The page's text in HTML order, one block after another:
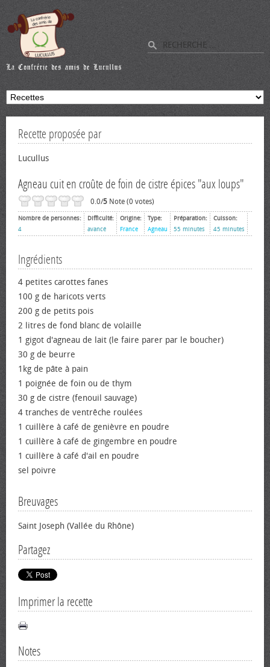
Recette proposée par
Lucullus
Agneau cuit en croûte de foin de cistre épices "aux loups"
0.0/5 Note (0 votes)
Nombre de personnes:
4
Difficulté:
avancé
Origine:
France
Type:
Agneau
Préparation:
55 minutes
Cuisson:
45 minutes
Ingrédients
4 petites carottes fanes
100 g de haricots verts
200 g de petits pois
2 litres de fond blanc de volaille
1 gigot d'agneau de lait (le faire parer par le boucher)
30 g de beurre
1kg de pâte à pain
1 poignée de foin ou de thym
30 g de cistre (fenouil sauvage)
4 tranches de ventrêche roulées
1 cuillère à café de genièvre en poudre
1 cuillère à café de gingembre en poudre
1 cuillère à café d'ail en poudre
sel poivre
Breuvages
Saint Joseph (Vallée du Rhône)
Partagez
Imprimer la recette
Notes